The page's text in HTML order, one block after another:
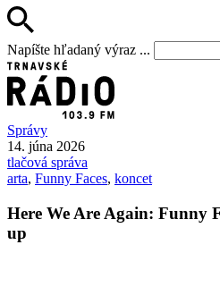
Napíšte hľadaný výraz ...
Správy
14. júna 2026
tlačová správa
arta, Funny Faces, koncet
Here We Are Again: Funny
up